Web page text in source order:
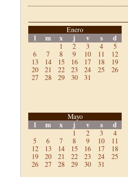
Enero
l m x j v s d
1 2 3 4
5
6
7 8 9 10 11
12
13
14 15 16 17 18
19
20
21 22 23 24 25
26
27
28 29 30 31
Mayo
l m x j v s d
1 2 3
4
5
6 7 8 9 10
11
12
13 14 15 16 17
18
19
20 21 22 23 24
25
26
27 28 29 30 31